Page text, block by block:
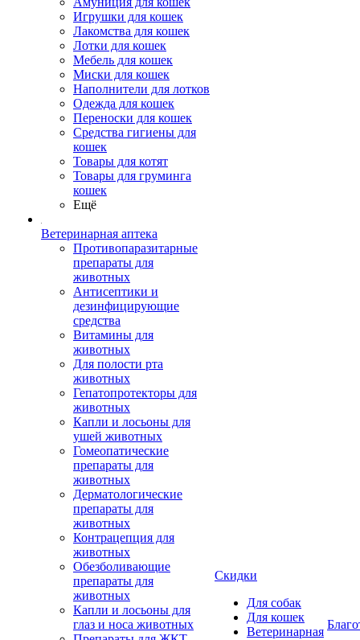
Игрушки для кошек
Лакомства для кошек
Лотки для кошек
Мебель для кошек
Миски для кошек
Наполнители для лотков
Одежда для кошек
Переноски для кошек
Средства гигиены для
кошек
Товары для котят
Товары для груминга
кошек
Ещё
Ветеринарная аптека
Противопаразитарные
препараты для
животных
Антисептики и
дезинфицирующие
средства
Витамины для
животных
Для полости рта
животных
Гепатопротекторы для
животных
Капли и лосьоны для
ушей животных
Гомеопатические
препараты для
животных
Дерматологические
препараты для
животных
Контрацепция для
животных
Обезболивающие
препараты для
животных
Капли и лосьоны для
глаз и носа животных
Скидки
Для собак
Для кошек
Ветеринарная